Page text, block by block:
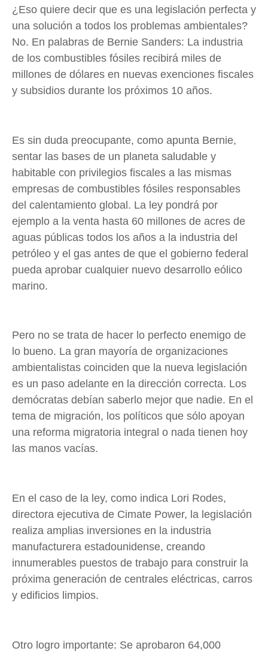
¿Eso quiere decir que es una legislación perfecta y
una solución a todos los problemas ambientales?
No. En palabras de Bernie Sanders: La industria
de los combustibles fósiles recibirá miles de
millones de dólares en nuevas exenciones fiscales
y subsidios durante los próximos 10 años.
Es sin duda preocupante, como apunta Bernie,
sentar las bases de un planeta saludable y
habitable con privilegios fiscales a las mismas
empresas de combustibles fósiles responsables
del calentamiento global. La ley pondrá por
ejemplo a la venta hasta 60 millones de acres de
aguas públicas todos los años a la industria del
petróleo y el gas antes de que el gobierno federal
pueda aprobar cualquier nuevo desarrollo eólico
marino.
Pero no se trata de hacer lo perfecto enemigo de
lo bueno. La gran mayoría de organizaciones
ambientalistas coinciden que la nueva legislación
es un paso adelante en la dirección correcta. Los
demócratas debían saberlo mejor que nadie. En el
tema de migración, los políticos que sólo apoyan
una reforma migratoria integral o nada tienen hoy
las manos vacías.
En el caso de la ley, como indica Lori Rodes,
directora ejecutiva de Cimate Power, la legislación
realiza amplias inversiones en la industria
manufacturera estadounidense, creando
innumerables puestos de trabajo para construir la
próxima generación de centrales eléctricas, carros
y edificios limpios.
Otro logro importante: Se aprobaron 64,000